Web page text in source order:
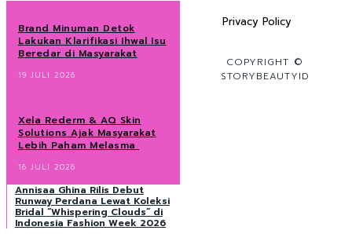
Brand Minuman Detok
Lakukan Klarifikasi Ihwal Isu
Beredar di Masyarakat
19 JULI 2026
Xela Rederm & AQ Skin
Solutions Ajak Masyarakat
Lebih Paham Melasma
16 JULI 2026
Annisaa Ghina Rilis Debut
Runway Perdana Lewat Koleksi
Bridal “Whispering Clouds” di
Indonesia Fashion Week 2026
Privacy Policy
COPYRIGHT ©
STORYBEAUTYID